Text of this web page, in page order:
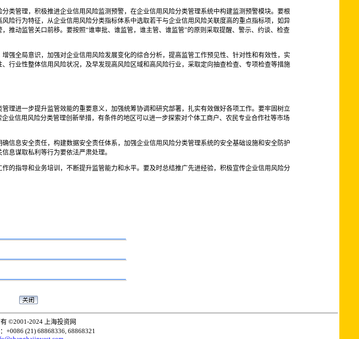
类管理，积极推进企业信用风险监测预警，在企业信用风险分类管理系统中构建监测预警模块。要根
险行为特征，从企业信用风险分类指标体系中选取若干与企业信用风险关联度高的重点指标项，如异
推动监管关口前移。要按照“谁审批、谁监管，谁主管、谁监管”的原则采取提醒、警示、约谈、检查
强全局意识，加强对企业信用风险发展变化的综合分析，提高监管工作预见性、针对性和有效性，实
行业性整体信用风险状况，及早发现高风险区域和高风险行业，采取定向抽查检查、专项检查等措施
理进一步提升监管效能的重要意义，加强统筹协调和研究部署，扎实有效做好各项工作。要牢固树立
业信用风险分类管理创新举措，有条件的地区可以进一步探索对个体工商户、农民专业合作社等市场
信息安全责任，构建数据安全责任体系，加强企业信用风险分类管理系统的安全基础设施和安全防护
息谋取私利等行为要依法严肃处理。
的指导和业务培训，不断提升监管能力和水平。要及时总结推广先进经验，积极宣传企业信用风险分
©2001-2024 上海投资网
+0086 (21) 68868336, 68868321